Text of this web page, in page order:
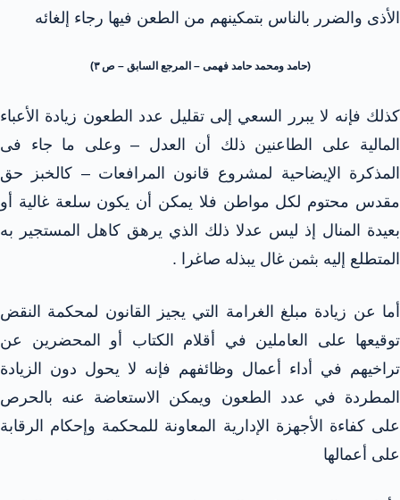
الأذى والضرر بالناس بتمكينهم من الطعن فيها رجاء إلغائه
(حامد ومحمد حامد فهمى – المرجع السابق – ص ٣)
كذلك فإنه لا يبرر السعي إلى تقليل عدد الطعون زيادة الأعباء
المالية على الطاعنين ذلك أن العدل – وعلى ما جاء فى
المذكرة الإيضاحية لمشروع قانون المرافعات – كالخبز حق
مقدس محتوم لكل مواطن فلا يمكن أن يكون سلعة غالية أو
بعيدة المنال إذ ليس عدلا ذلك الذي يرهق كاهل المستجير به
المتطلع إليه بثمن غال يبذله صاغرا .
أما عن زيادة مبلغ الغرامة التي يجيز القانون لمحكمة النقض
توقيعها على العاملين في أقلام الكتاب أو المحضرين عن
تراخيهم في أداء أعمال وظائفهم فإنه لا يحول دون الزيادة
المطردة في عدد الطعون ويمكن الاستعاضة عنه بالحرص
على كفاءة الأجهزة الإدارية المعاونة للمحكمة وإحكام الرقابة
على أعمالها